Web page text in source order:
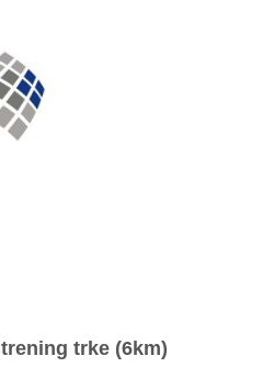
trke (6km)